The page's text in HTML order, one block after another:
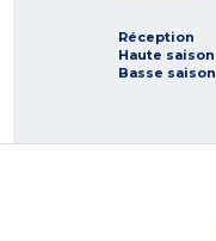
Réception
Haute saison
Basse saison